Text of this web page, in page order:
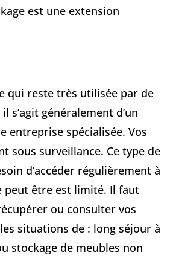
est une extension
qui reste très utilisée par de
s’agit généralement d’un
entreprise spécialisée. Vos
sous surveillance. Ce type de
d’accéder régulièrement à
peut être est limité. Il faut
ou consulter vos
situations de : long séjour à
stockage de meubles non